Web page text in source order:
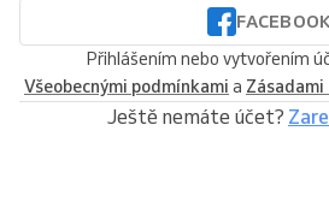
Přihlášením nebo vytvořením
Všeobecnými podmínkami a Zásadami
Ještě nemáte účet?